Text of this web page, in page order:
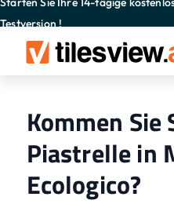
Testversion !
Kommen Sie
Piastrelle in
Ecologico?